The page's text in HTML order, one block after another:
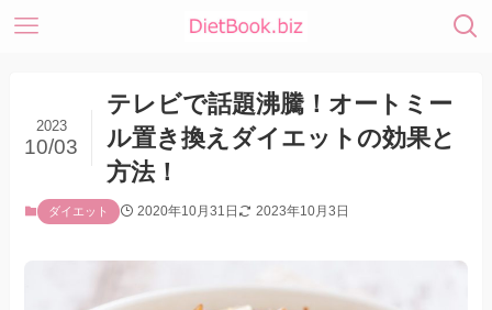
テレビで話題沸騰！オートミー
ル置き換えダイエットの効果と
方法！
2023
10/03
ダイエット 2020年10月31日 2023年10月3日